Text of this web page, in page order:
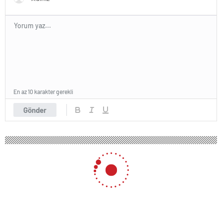
Gönder
En az 10 karakter gerekli